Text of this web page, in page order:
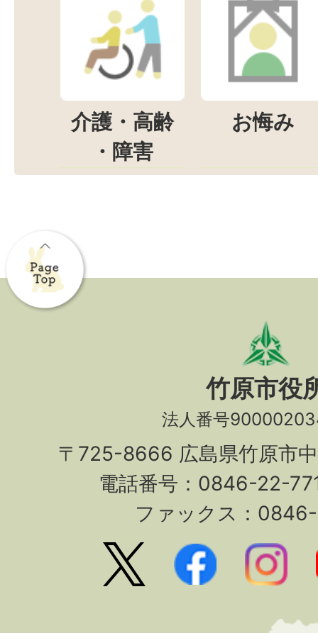
介護・高齢
・障害
お悔み
竹原市役
法人番号
〒725-8666 広島県竹原市
電話番号：0846-22-
ファックス：